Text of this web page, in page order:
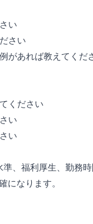
い
さい
があれば教えてくだ
ください
い
い
、福利厚生、勤務
になります。